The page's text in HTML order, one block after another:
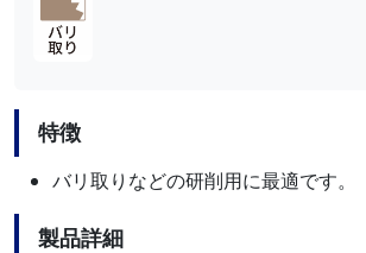
特徴
バリ取りなどの研削用に最適です。
製品詳細